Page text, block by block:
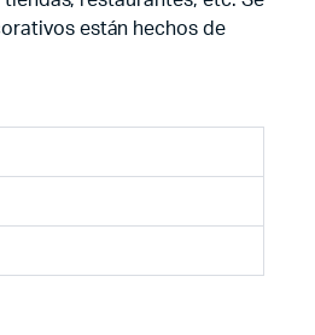
están hechos de